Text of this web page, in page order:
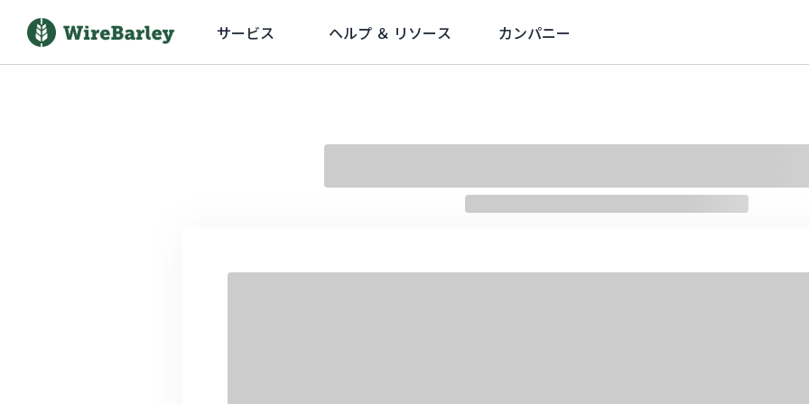
サービス ヘルプ ＆ リソース カンパニー